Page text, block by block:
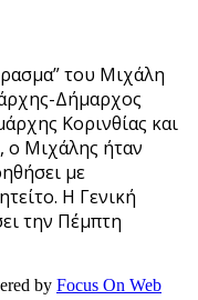
του Μιχάλη
Δήμαρχος
Κορινθίας και
ο Μιχάλης ήταν
με
Η Γενική
την Πέμπτη
by Focus On Web